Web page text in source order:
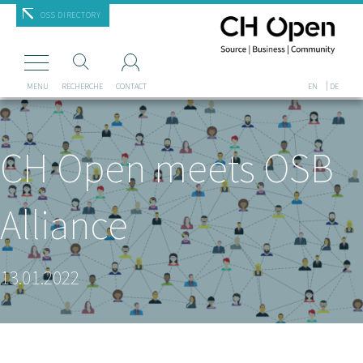
MastodonOSS DIRECTORY
MENU RECHERCHE CONTACT DE
EN
CH Open meets OSB
Alliance
13.01.2022